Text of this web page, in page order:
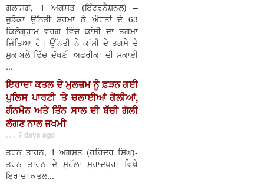
ਗਲਾਸਗੋ, 1 ਅਗਸਤ (ਇੰਟਰਨੈਸ਼ਨਲ) –
ਜੁਡੋਕਾ ਉੱਨਤੀ ਸ਼ਰਮਾ ਨੇ ਔਰਤਾਂ ਦੇ 63
ਕਿਲੋਗ੍ਰਾਮ ਵਰਗ ਵਿੱਚ ਕਾਂਸੀ ਦਾ ਤਗਮਾ
ਜਿੱਤਿਆ ਹੈ। ਉੱਨਤੀ ਨੇ ਕਾਂਸੀ ਦੇ ਤਗਮੇ ਦੇ
ਮੁਕਾਬਲੇ ਵਿੱਚ ਦੱਖਣੀ ਅਫਰੀਕਾ ਦੀ ਸਕਾਈ
...
ਇਰਾਦਾ ਕਤਲ ਦੇ ਮੁਲਜ਼ਮ ਨੂੰ ਫ਼ੜਨ ਗਈ
ਪੁਲਿਸ ਪਾਰਟੀ ’ਤੇ ਚਲਾਈਆਂ ਗੋਲੀਆਂ,
ਗੰਨਮੈਨ ਅਤੇ ਤਿੰਨ ਸਾਲ ਦੀ ਬੱਚੀ ਗੋਲੀ
ਲੱਗਣ ਨਾਲ ਜ਼ਖਮੀ
. . . 7 days ago
ਤਰਨ ਤਾਰਨ, 1 ਅਗਸਤ (ਹਰਿੰਦਰ ਸਿੰਘ)-
ਤਰਨ ਤਾਰਨ ਦੇ ਮੁਹੱਲਾ ਮੁਰਾਦਪੁਰਾ ਵਿਖੇ
ਇਰਾਦਾ ਕਤਲ...